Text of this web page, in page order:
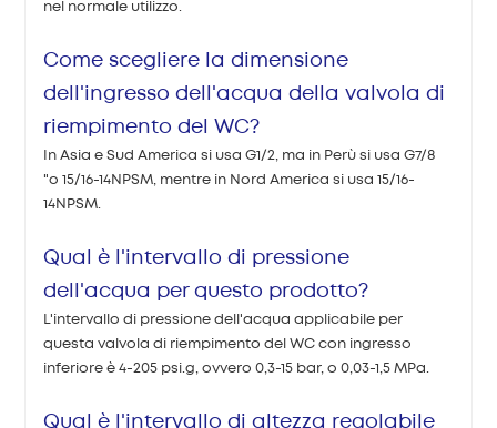
nel normale utilizzo.
Come scegliere la dimensione
dell'ingresso dell'acqua della valvola di
riempimento del WC?
In Asia e Sud America si usa G1/2, ma in Perù si usa G7/8
"o 15/16-14NPSM, mentre in Nord America si usa 15/16-
14NPSM.
Qual è l'intervallo di pressione
dell'acqua per questo prodotto?
L'intervallo di pressione dell'acqua applicabile per
questa valvola di riempimento del WC con ingresso
inferiore è 4-205 psi.g, ovvero 0,3-15 bar, o 0,03-1,5 MPa.
Qual è l'intervallo di altezza regolabile